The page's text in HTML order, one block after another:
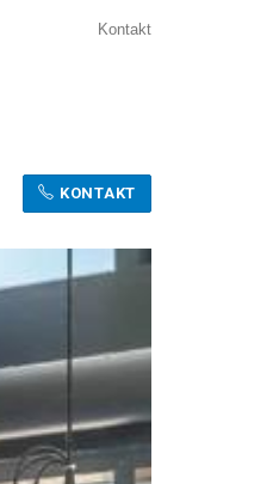
Kontakt
KONTAKT